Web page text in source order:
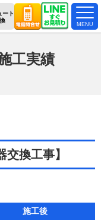
ート
工実績
換工事】
施工後